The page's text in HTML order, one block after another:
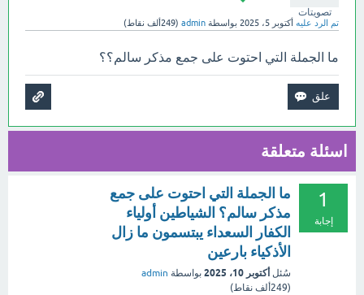
تصويتات
تم الرد عليه أكتوبر 5، 2025 بواسطة admin
(249ألف نقاط)
ما الجملة التي احتوت على جمع مذكر سالم؟؟
اسئلة متعلقة
1
إجابة
ما الجملة التي احتوت على جمع
مذكر سالم؟ الشياطين أولياء
الكفار السعداء يبتسمون ما زال
الأذكياء بارعين
سُئل أكتوبر 10، 2025 بواسطة admin
(249ألف نقاط)